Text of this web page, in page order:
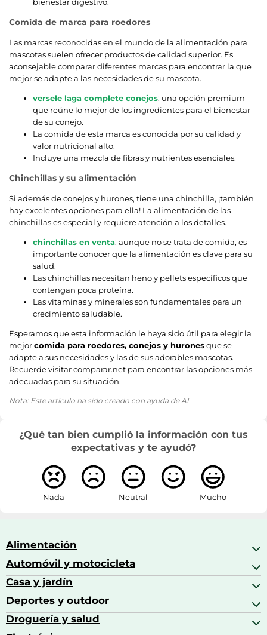
Comida de marca para roedores
Las marcas reconocidas en el mundo de la alimentación para
mascotas suelen ofrecer productos de calidad superior. Es
aconsejable comparar diferentes marcas para encontrar la que
mejor se adapte a las necesidades de su mascota.
versele laga complete conejos: una opción premium
que reúne lo mejor de los ingredientes para el bienestar
de su conejo.
La comida de esta marca es conocida por su calidad y
valor nutricional alto.
Incluye una mezcla de fibras y nutrientes esenciales.
Chinchillas y su alimentación
Si además de conejos y hurones, tiene una chinchilla, ¡también
hay excelentes opciones para ella! La alimentación de las
chinchillas es especial y requiere atención a los detalles.
chinchillas en venta: aunque no se trata de comida, es
importante conocer que la alimentación es clave para su
salud.
Las chinchillas necesitan heno y pellets específicos que
contengan poca proteína.
Las vitaminas y minerales son fundamentales para un
crecimiento saludable.
Esperamos que esta información le haya sido útil para elegir la
mejorcomida para roedores, conejos y huronesque se
adapte a sus necesidades y las de sus adorables mascotas.
Recuerde visitar comparar.net para encontrar las opciones más
adecuadas para su situación.
Nota: Este artículo ha sido creado con ayuda de AI.
¿Qué tan bien cumplió la información con tus
expectativas y te ayudó?
Nada Neutral Mucho
Alimentación
Bebidas
Bebidas espirituosas
Brandy
Café
Automóvil y motocicleta
Accesorios para coche
Aceite de motor y manutención
Aceites motor
Altavoces coche
Casa y jardín
Accesorios de hogar y cocina
Aires acondicionados
Artículos de decoración
Deportes y outdoor
Balones de fútbol
Droguería y salud